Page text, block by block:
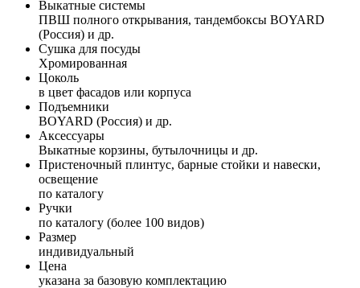
Выкатные системы
ПВШ полного открывания, тандембоксы BOYARD
(Россия) и др.
Сушка для посуды
Хромированная
Цоколь
в цвет фасадов или корпуса
Подъемники
BOYARD (Россия) и др.
Аксессуары
Выкатные корзины, бутылочницы и др.
Пристеночный плинтус, барные стойки и навески,
освещение
по каталогу
Ручки
по каталогу (более 100 видов)
Размер
индивидуальный
Цена
указана за базовую комплектацию